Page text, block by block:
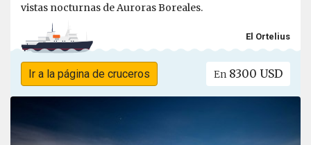
vistas nocturnas de Auroras Boreales.
El Ortelius
Ir a la página de cruceros En 8300 USD